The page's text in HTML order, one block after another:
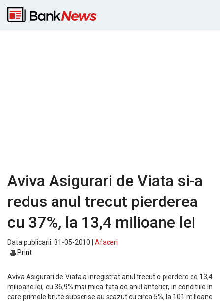
Aviva Asigurari de Viata si-a
redus anul trecut pierderea
cu 37%, la 13,4 milioane lei
Data publicarii: 31-05-2010 | Afaceri
Print
Aviva Asigurari de Viata a inregistrat anul trecut o pierdere de 13,4
milioane lei, cu 36,9% mai mica fata de anul anterior, in conditiile in
care primele brute subscrise au scazut cu circa 5%, la 101 milioane